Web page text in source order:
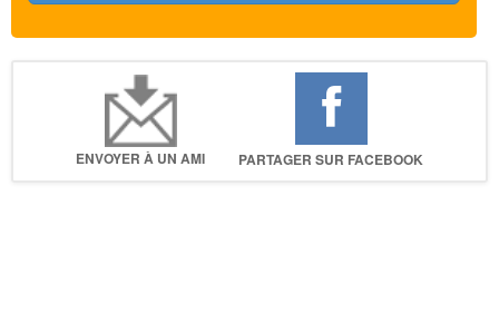
ENVOYER À UN AMI PARTAGER SUR FACEBOOK